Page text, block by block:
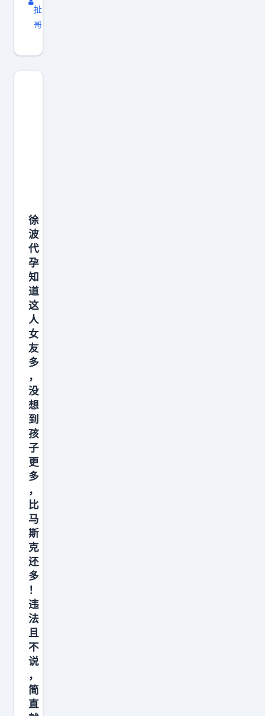
扯
哥
徐
波
代
孕
知
道
这
人
女
友
多
，
没
想
到
孩
子
更
多
，
比
马
斯
克
还
多
！
违
法
且
不
说
，
简
直